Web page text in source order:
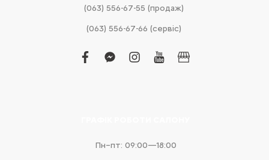
(063) 556-67-55 (продаж)
(063) 556-67-66 (сервіс)
facebook
facebook-
instagram
youtubebusiness
Пн–пт: 09:00—18:00